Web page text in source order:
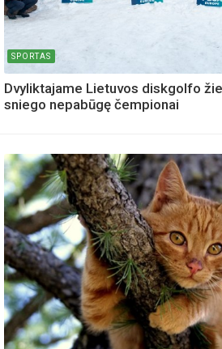
SPORTAS
Dvyliktajame Lietuvos diskgolfo
sniego nepabūgę čempionai